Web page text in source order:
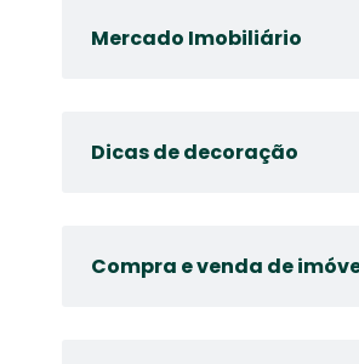
Mercado Imobiliário
Dicas de decoração
Compra e venda de